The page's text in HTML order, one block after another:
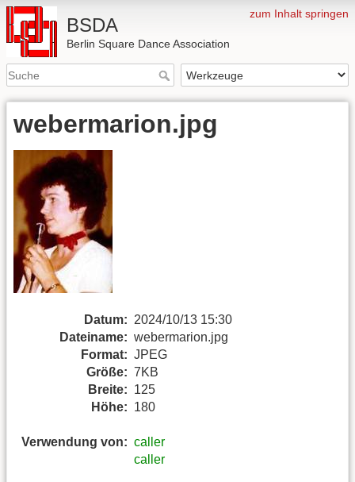
zum Inhalt springen
BSDA
Berlin Square Dance Association
webermarion.jpg
Datum: 2024/10/13 15:30
Dateiname: webermarion.jpg
Format: JPEG
Größe: 7KB
Breite: 125
Höhe: 180
Verwendung von: caller
caller